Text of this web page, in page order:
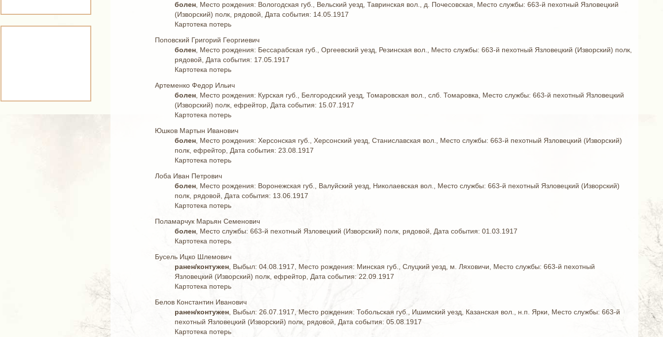
болен , Место рождения: Вологодская губ., Вельский уезд, Тавринская вол., д. Почесовская, Место службы: 663-й пехотный Язловецкий
(Изворский) полк, рядовой, Дата события: 14.05.1917
Картотека потерь
Поповский Григорий Георгиевич
болен , Место рождения: Бессарабская губ., Оргеевский уезд, Резинская вол., Место службы: 663-й пехотный Язловецкий (Изворский) полк,
рядовой, Дата события: 17.05.1917
Картотека потерь
Артеменко Федор Ильич
болен , Место рождения: Курская губ., Белгородский уезд, Томаровская вол., слб. Томаровка, Место службы: 663-й пехотный Язловецкий
(Изворский) полк, ефрейтор, Дата события: 15.07.1917
Картотека потерь
Юшков Мартын Иванович
болен , Место рождения: Херсонская губ., Херсонский уезд, Станиславская вол., Место службы: 663-й пехотный Язловецкий (Изворский)
полк, ефрейтор, Дата события: 23.08.1917
Картотека потерь
Лоба Иван Петрович
болен , Место рождения: Воронежская губ., Валуйский уезд, Николаевская вол., Место службы: 663-й пехотный Язловецкий (Изворский)
полк, рядовой, Дата события: 13.06.1917
Картотека потерь
Поламарчук Марьян Семенович
болен , Место службы: 663-й пехотный Язловецкий (Изворский) полк, рядовой, Дата события: 01.03.1917
Картотека потерь
Бусель Ицко Шлемович
ранен/контужен , Выбыл: 04.08.1917, Место рождения: Минская губ., Слуцкий уезд, м. Ляховичи, Место службы: 663-й пехотный
Язловецкий (Изворский) полк, ефрейтор, Дата события: 22.09.1917
Картотека потерь
Белов Константин Иванович
ранен/контужен , Выбыл: 26.07.1917, Место рождения: Тобольская губ., Ишимский уезд, Казанская вол., н.п. Ярки, Место службы: 663-й
пехотный Язловецкий (Изворский) полк, рядовой, Дата события: 05.08.1917
Картотека потерь